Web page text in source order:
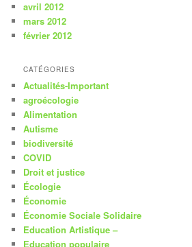
avril 2012
mars 2012
février 2012
CATÉGORIES
Actualités-Important
agroécologie
Alimentation
Autisme
biodiversité
COVID
Droit et justice
Écologie
Économie
Économie Sociale Solidaire
Education Artistique –
Education populaire